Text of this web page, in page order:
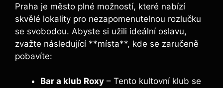
Praha je město ‌plné možností, které nabízí
skvělé lokality pro nezapomenutelnou rozlučku
se svobodou. Abyste si užili ideální oslavu,
zvažte následující **místa**, kde se​ zaručeně
⁤pobavíte:
Bar a klub Roxy – Tento⁣ kultovní klub se